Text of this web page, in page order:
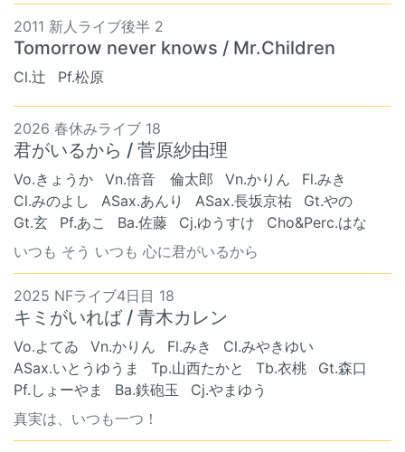
2011 新人ライブ後半 2
Tomorrow never knows / Mr.Children
Cl.辻 Pf.松原
2026 春休みライブ 18
君がいるから / 菅原紗由理
Vo.きょうか Vn.倍音 倫太郎 Vn.かりん
Fl.みき
Cl.みのよし
ASax.あんり ASax.長坂京祐
Gt.やの
Gt.玄
Pf.あこ Ba.佐藤 Cj.ゆうすけ
Cho&Perc.はな
いつも そう いつも 心に君がいるから
2025 NFライブ4日目 18
キミがいれば / 青木カレン
Vo.よてゐ Vn.かりん Fl.みき
Cl.みやきゆい
ASax.いとうゆうま
Tp.山西たかと Tb.衣桃
Gt.森口
Pf.しょーやま
Ba.鉄砲玉
Cj.やまゆう
真実は、いつも一つ！